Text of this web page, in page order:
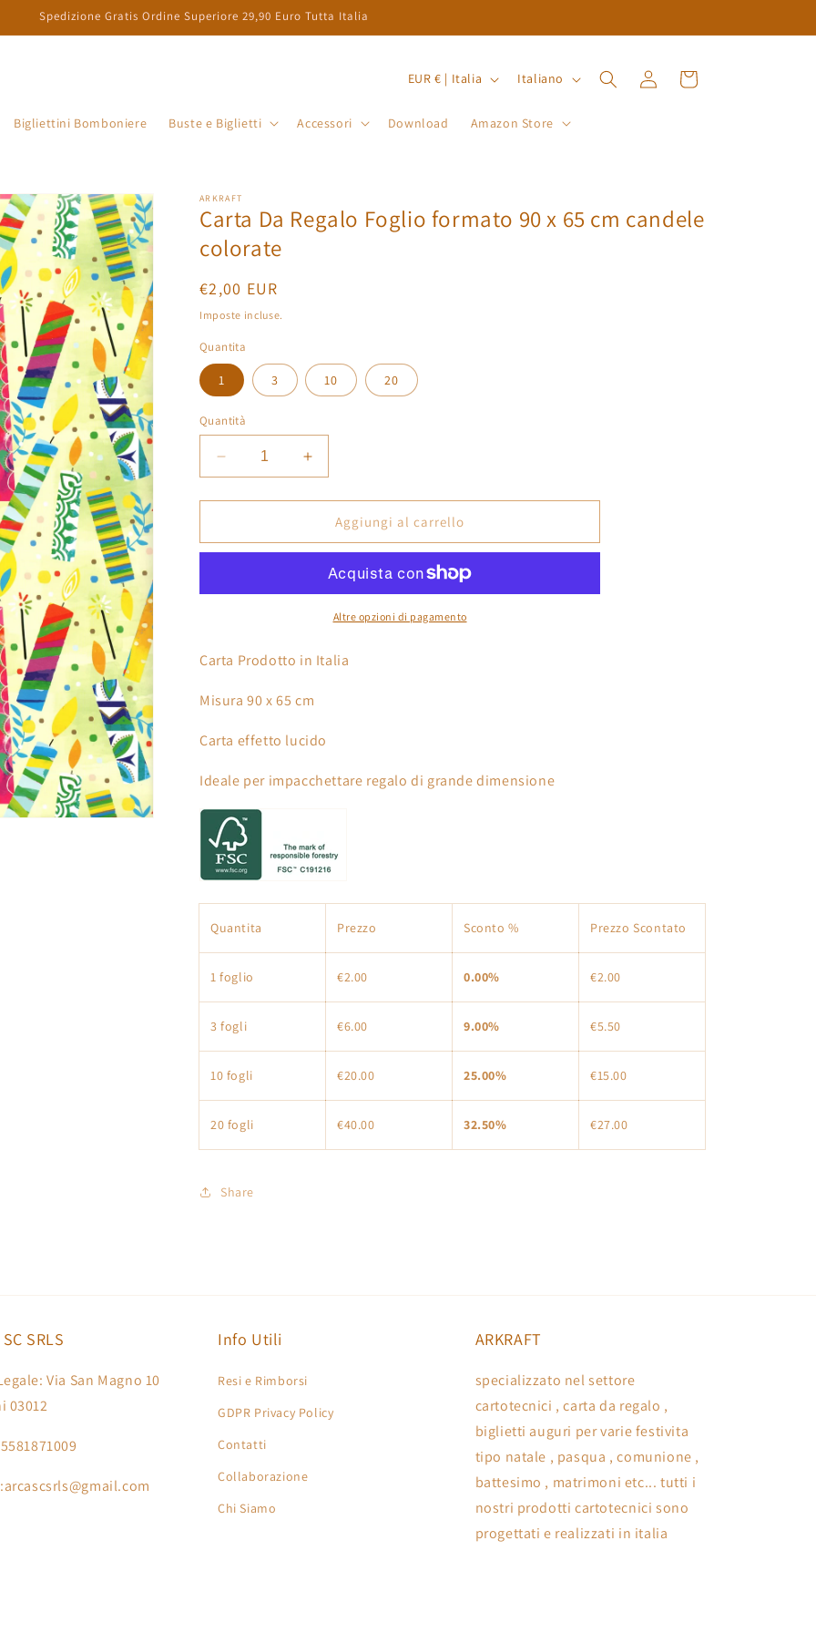
Spedizione Gratis Ordine Superiore 29,90 Euro Tutta Italia
Bigliettini Bomboniere Buste e Biglietti Accessori Download Amazon Store
e
/
g
e
a
f
i
c
a
EUR € | Italia
n
a
Italiano Accedi Carrello
ARKRAFT
Carta Da Regalo Foglio formato 90 x 65 cm candele
colorate
Prezzo
di
listino
€2,00 EUR
Imposte incluse.
Quantita
1 3 10 20
Quantità
Diminuisci
quantità
per
Da
formato
65
candele
Aumenta
quantità
per
Carta
Da
Foglio
formato
65
candele
Aggiungi al carrello
Altre opzioni di pagamento
Carta Prodotto in Italia
Misura 90 x 65 cm
Carta effetto lucido
Ideale per impacchettare regalo di grande dimensione
Quantita Prezzo Sconto % Prezzo Scontato
1 foglio €2.00 0.00% €2.00
3 fogli €6.00 9.00% €5.50
10 fogli €20.00 25.00% €15.00
20 fogli €40.00 32.50% €27.00
Share
SRLS
Via San Magno 10
03012
Info Utili
Resi e Rimborsi
GDPR Privacy Policy
Contatti
Collaborazione
Chi Siamo
ARKRAFT
specializzato nel settore
cartotecnici , carta da regalo ,
biglietti auguri per varie festivita
tipo natale , pasqua , comunione ,
battesimo , matrimoni etc... tutti i
nostri prodotti cartotecnici sono
progettati e realizzati in italia